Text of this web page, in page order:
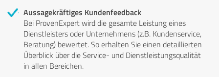
Aussagekräftiges Kundenfeedback
Bei ProvenExpert wird die gesamte Leistung eines
Dienstleisters oder Unternehmens (z.B. Kundenservice,
Beratung) bewertet. So erhalten Sie einen detaillierten
Überblick über die Service- und Dienstleistungsqualität
in allen Bereichen.